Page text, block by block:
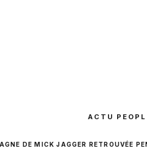
ACTU
DE MICK JAGGER RETROUVÉE